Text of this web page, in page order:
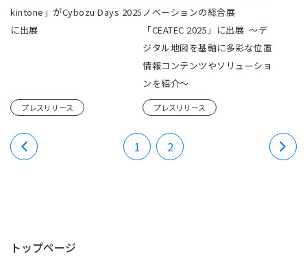
kintone」がCybozu Days 2025
に出展
プレスリリース
ノベーションの総合展
「CEATEC 2025」に出展 ～デ
ジタル地図を基軸に多彩な位置
情報コンテンツやソリューショ
ンを紹介～
プレスリリース
1 2
トップページ